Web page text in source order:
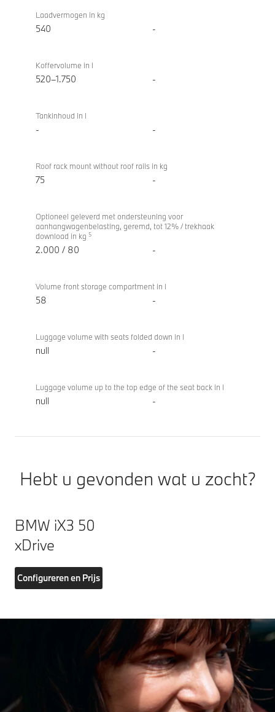
Laadvermogen in kg
540 -
Koffervolume in l
520–1.750 -
Tankinhoud in l
- -
Roof rack mount without roof rails in kg
75 -
Optioneel geleverd met ondersteuning voor
aanhangwagenbelasting, geremd, tot 12% / trekhaak
download in kg 5
2.000 / 80 -
Volume front storage compartment in l
58 -
Luggage volume with seats folded down in l
null -
Luggage volume up to the top edge of the seat back in l
null -
Hebt u gevonden wat u zocht?
BMW iX3 50
xDrive
Configureren en Prijs